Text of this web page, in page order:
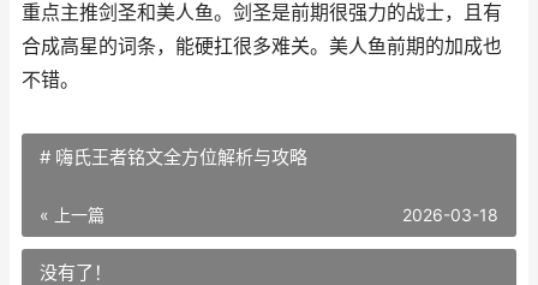
重点主推剑圣和美人鱼。剑圣是前期很强力的战士，且有
合成高星的词条，能硬扛很多难关。美人鱼前期的加成也
不错。
# 嗨氏王者铭文全方位解析与攻略
« 上一篇 2026-03-18
没有了！